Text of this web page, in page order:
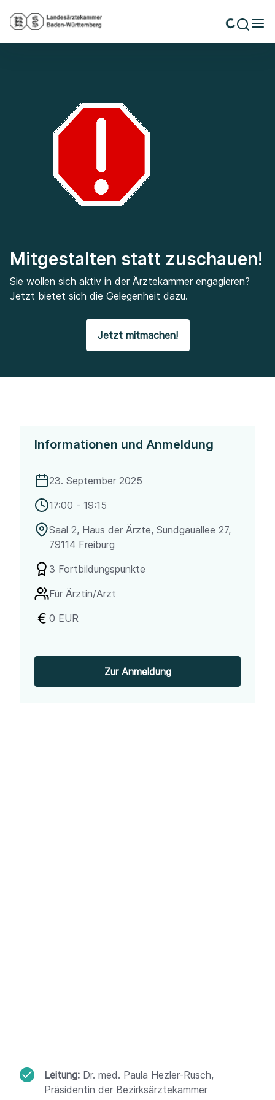
Mitgestalten statt zuschauen!
Sie wollen sich aktiv in der Ärztekammer engagieren?
Jetzt bietet sich die Gelegenheit dazu.
Jetzt mitmachen!
Leitung: Dr. med. Paula Hezler-Rusch,
Präsidentin der Bezirksärztekammer
Informationen und Anmeldung
23. September 2025
17:00 - 19:15
Saal 2, Haus der Ärzte, Sundgauallee 27,
79114 Freiburg
3 Fortbildungspunkte
Für Ärztin/Arzt
0 EUR
Zur Anmeldung